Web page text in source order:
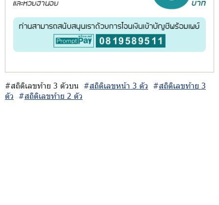
#สถิติเลขท้าย 3 ตัวบน #สถิติเลขหน้า 3 ตัว #สถิติเลขท้าย 3
ตัว #สถิติเลขท้าย 2 ตัว